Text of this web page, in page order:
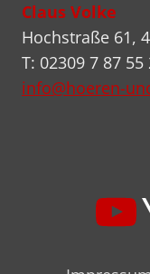
Claus Volke
Hochstraße 61,
T: 02309 7 87 55
info@hoeren-